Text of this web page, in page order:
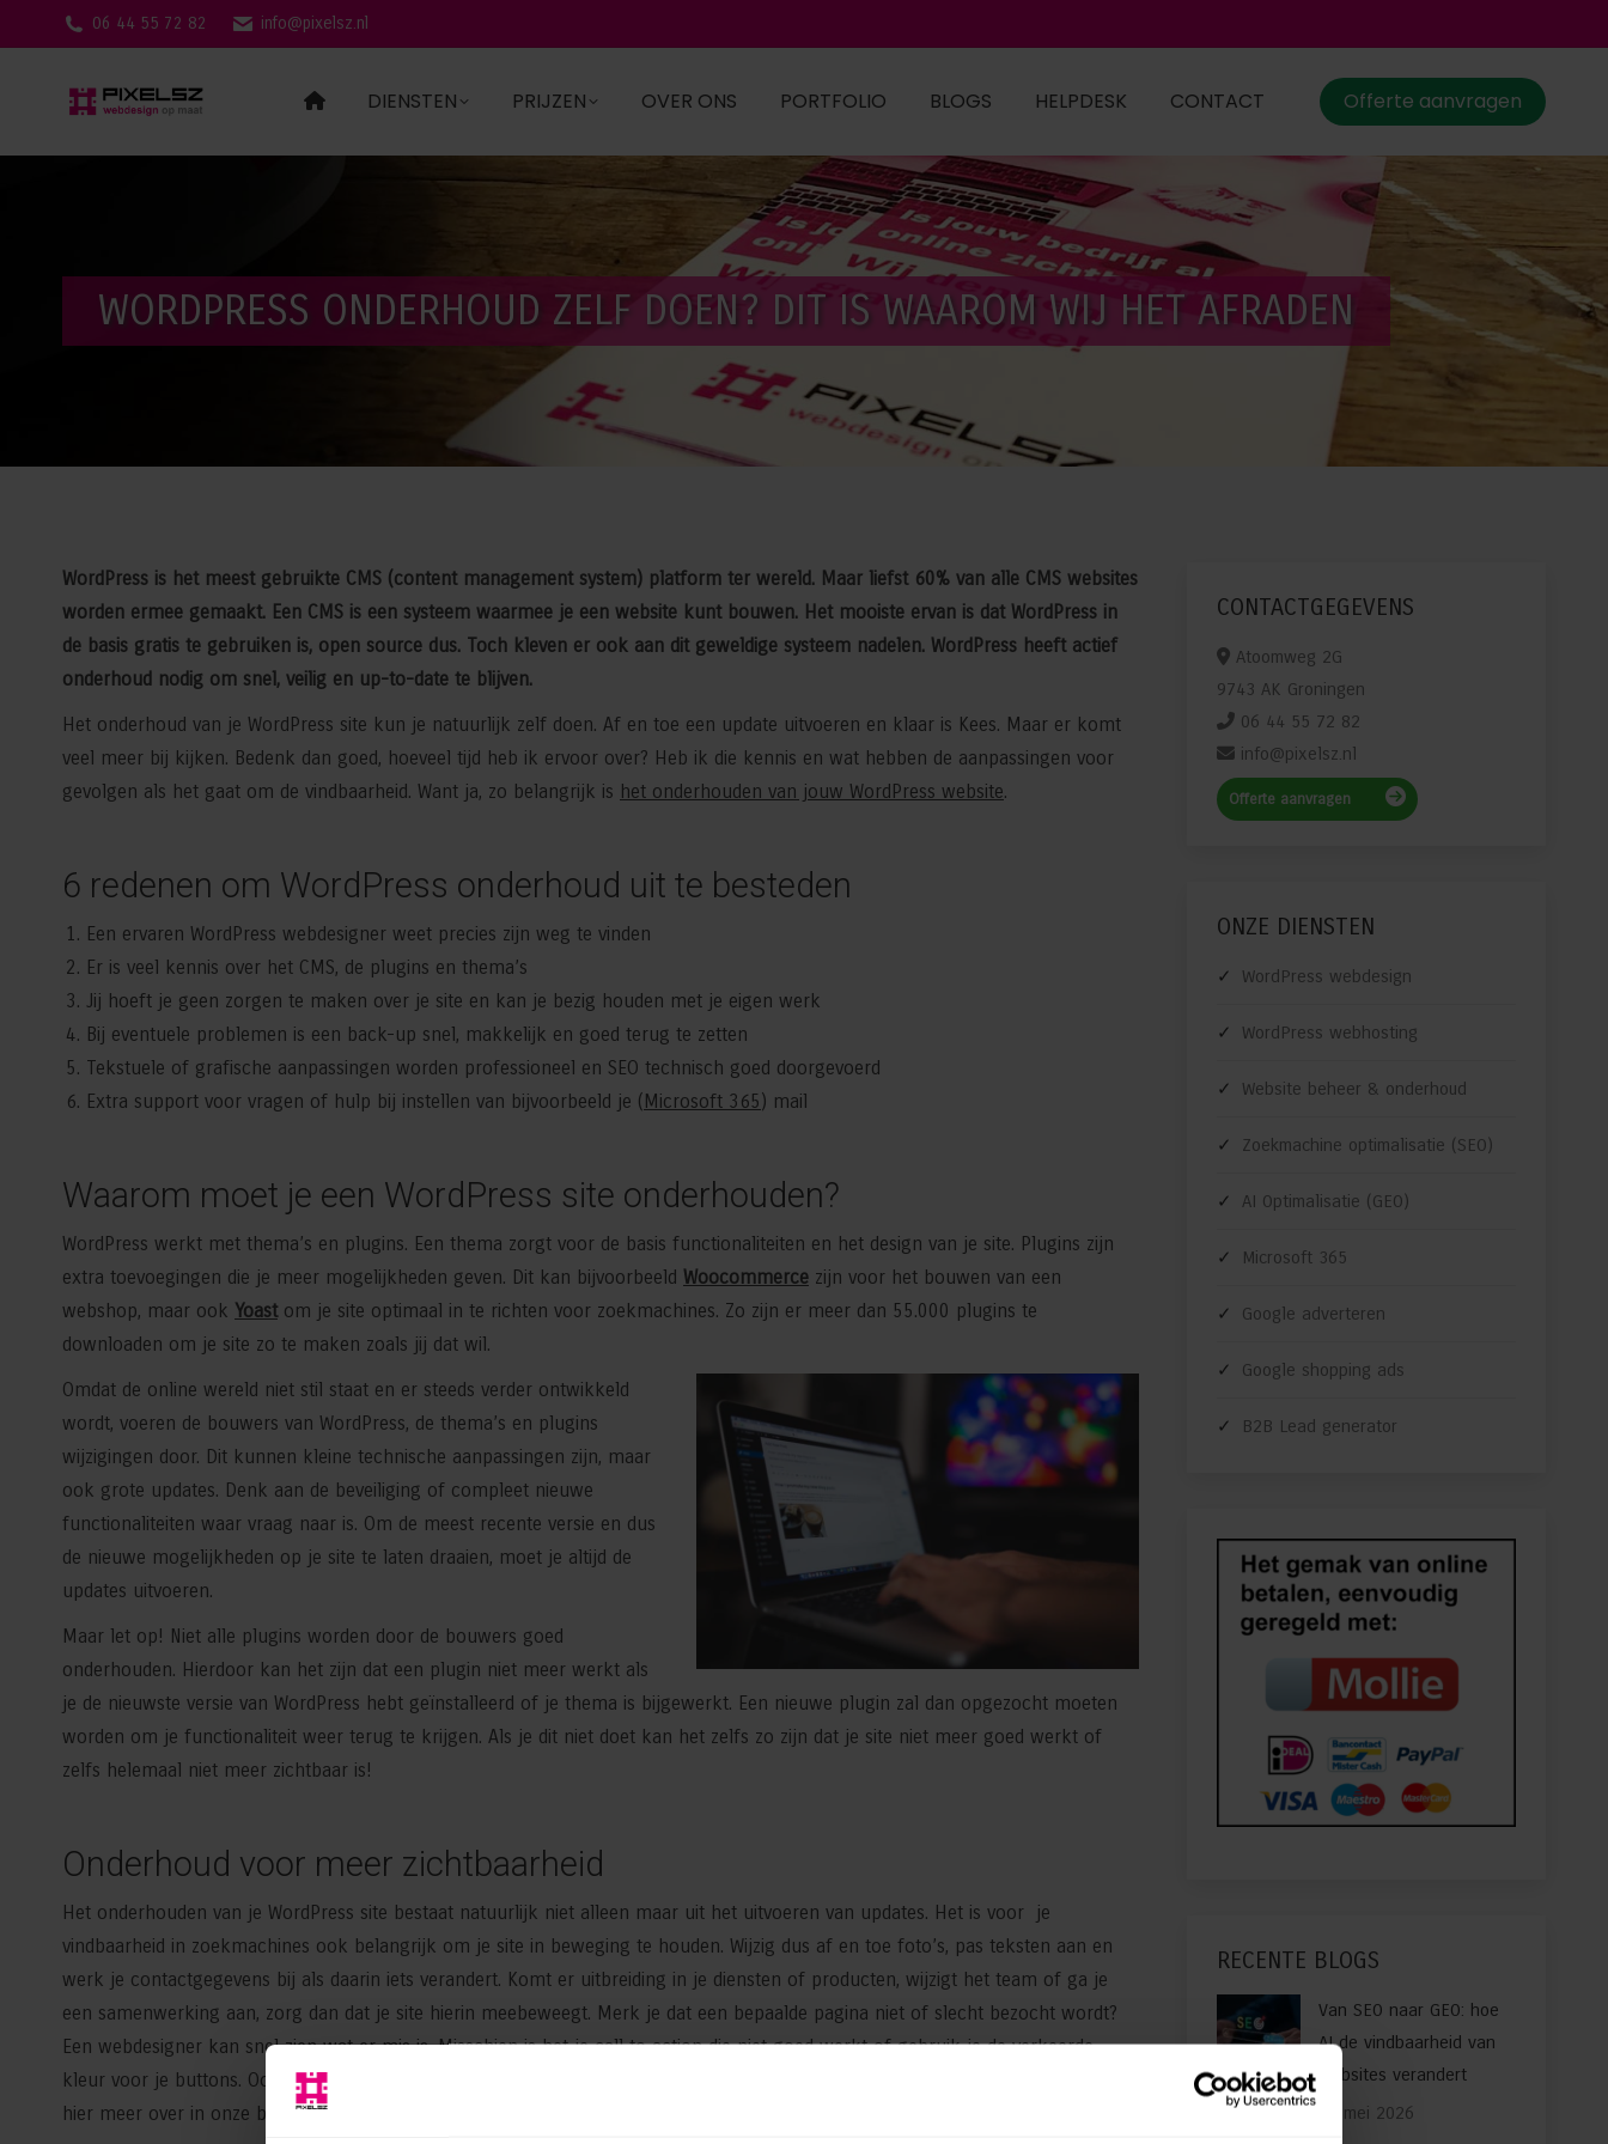
06 44 55 72 82 info@pixelsz.nl
DIENSTEN PRIJZEN OVER ONS PORTFOLIO BLOGS HELPDESK CONTACT Offerte aanvragen
WORDPRESS ONDERHOUD ZELF DOEN? DIT IS WAAROM WIJ HET AFRADEN
WordPress is het meest gebruikte CMS (content management system) platform ter wereld. Maar liefst 60% van alle CMS websites
worden ermee gemaakt. Een CMS is een systeem waarmee je een website kunt bouwen. Het mooiste ervan is dat WordPress in
de basis gratis te gebruiken is, open source dus. Toch kleven er ook aan dit geweldige systeem nadelen. WordPress heeft actief
onderhoud nodig om snel, veilig en up-to-date te blijven.
Het onderhoud van je WordPress site kun je natuurlijk zelf doen. Af en toe een update uitvoeren en klaar is Kees. Maar er komt
veel meer bij kijken. Bedenk dan goed, hoeveel tijd heb ik ervoor over? Heb ik die kennis en wat hebben de aanpassingen voor
gevolgen als het gaat om de vindbaarheid. Want ja, zo belangrijk is het onderhouden van jouw WordPress website.
6 redenen om WordPress onderhoud uit te besteden
Een ervaren WordPress webdesigner weet precies zijn weg te vinden
Er is veel kennis over het CMS, de plugins en thema’s
Jij hoeft je geen zorgen te maken over je site en kan je bezig houden met je eigen werk
Bij eventuele problemen is een back-up snel, makkelijk en goed terug te zetten
Tekstuele of grafische aanpassingen worden professioneel en SEO technisch goed doorgevoerd
Extra support voor vragen of hulp bij instellen van bijvoorbeeld je (Microsoft 365) mail
Waarom moet je een WordPress site onderhouden?
WordPress werkt met thema’s en plugins. Een thema zorgt voor de basis functionaliteiten en het design van je site. Plugins zijn
extra toevoegingen die je meer mogelijkheden geven. Dit kan bijvoorbeeld Woocommerce zijn voor het bouwen van een
webshop, maar ook Yoastom je site optimaal in te richten voor zoekmachines. Zo zijn er meer dan 55.000 plugins te
downloaden om je site zo te maken zoals jij dat wil.
Omdat de online wereld niet stil staat en er steeds verder ontwikkeld
wordt, voeren de bouwers van WordPress, de thema’s en plugins
wijzigingen door. Dit kunnen kleine technische aanpassingen zijn, maar
ook grote updates. Denk aan de beveiliging of compleet nieuwe
functionaliteiten waar vraag naar is. Om de meest recente versie en dus
de nieuwe mogelijkheden op je site te laten draaien, moet je altijd de
updates uitvoeren.
Maar let op! Niet alle plugins worden door de bouwers goed
onderhouden. Hierdoor kan het zijn dat een plugin niet meer werkt als
je de nieuwste versie van WordPress hebt geïnstalleerd of je thema is bijgewerkt. Een nieuwe plugin zal dan opgezocht moeten
worden om je functionaliteit weer terug te krijgen. Als je dit niet doet kan het zelfs zo zijn dat je site niet meer goed werkt of
zelfs helemaal niet meer zichtbaar is!
Onderhoud voor meer zichtbaarheid
Het onderhouden van je WordPress site bestaat natuurlijk niet alleen maar uit het uitvoeren van updates. Het is voor je
vindbaarheid in zoekmachines ook belangrijk om je site in beweging te houden. Wijzig dus af en toe foto’s, pas teksten aan en
werk je contactgegevens bij als daarin iets verandert. Komt er uitbreiding in je diensten of producten, wijzigt het team of ga je
een samenwerking aan, zorg dan dat je site hierin meebeweegt. Merk je dat een bepaalde pagina niet of slecht bezocht wordt?
Een webdesigner kan snel zien wat er mis is. Misschien is het je call to action die niet goed werkt of gebruik je de verkeerde
kleur voor je buttons. Ook hierin pleeg je onderhoud zodat de bezoekerservaring van een potentiële nieuwe klant verbetert. Lees
hier meer over in onze blog over het
CONTACTGEGEVENS
Atoomweg 2G
9743 AK Groningen
06 44 55 72 82
info@pixelsz.nl
Offerte aanvragen
ONZE DIENSTEN
WordPress webdesign
WordPress webhosting
Website beheer & onderhoud
Zoekmachine optimalisatie (SEO)
AI Optimalisatie (GEO)
Microsoft 365
Google adverteren
Google shopping ads
B2B Lead generator
RECENTE BLOGS
Van SEO naar GEO: hoe
AI de vindbaarheid van
websites verandert
20 mei 2026